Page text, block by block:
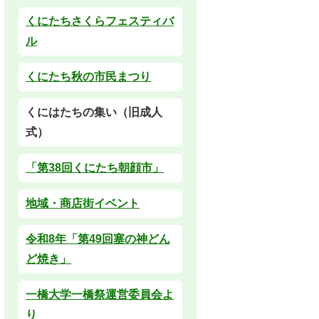
くにたちさくらフェスティバ
ル
くにたち秋の市民まつり
くにはたちの集い（旧成人
式）
「第38回くにたち朝顔市」
地域・商店街イベント
令和8年「第49回塞の神どん
ど焼き」
一橋大学一橋祭運営委員会よ
り